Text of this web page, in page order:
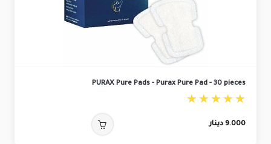
PURAX Pure Pads - Purax Pure Pad - 30 pieces
9.000 دينار